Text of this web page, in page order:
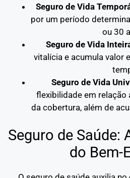
Seguro de Vida
por um período
ou 30
Seguro de Vida
vitalícia e acumula valor
Seguro de Vida
flexibilidade em relação
da cobertura, além de
Seguro de Saúde:
do Bem-